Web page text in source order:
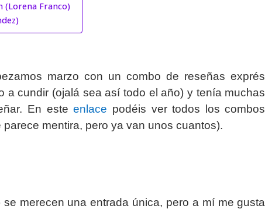
(Lorena Franco)
marzo con un combo de reseñas exprés
a cundir (ojalá sea así todo el año) y tenía muchas
En esteenlace podéis ver todos los combos
mentira, pero ya van unos cuantos).
merecen una entrada única, pero a mí me gusta